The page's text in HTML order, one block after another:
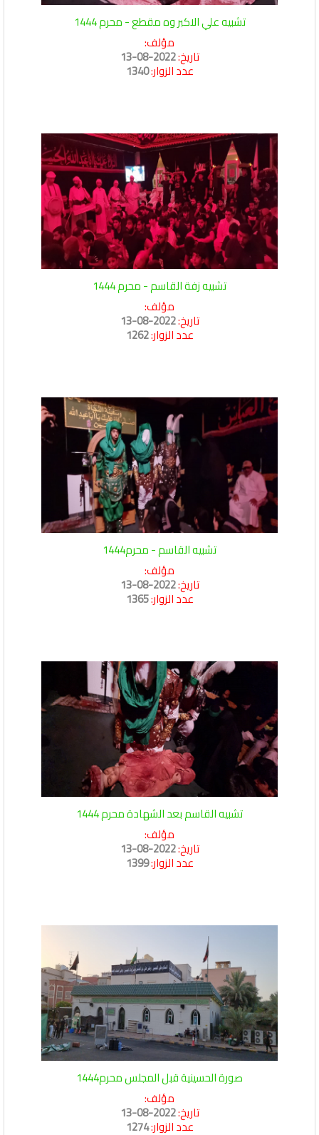
تشبيه علي الاكبر وه مقطع - محرم 1444
مؤلف:
تاريخ:2022-08-13
عدد الزوار:1340
تشبيه زفة القاسم - محرم 1444
مؤلف:
تاريخ:2022-08-13
عدد الزوار:1262
تشبيه القاسم - محرم1444
مؤلف:
تاريخ:2022-08-13
عدد الزوار:1365
تشبيه القاسم بعد الشهادة محرم 1444
مؤلف:
تاريخ:2022-08-13
عدد الزوار:1399
صورة الحسينية قبل المجلس محرم1444
مؤلف:
تاريخ:2022-08-13
عدد الزوار:1274